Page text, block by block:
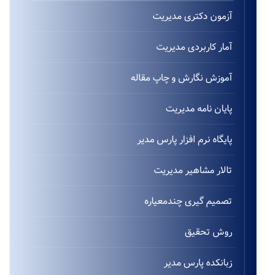
آزمون دکتری مدیریت
آمار کاربردی مدیریت
آموزش نگارش و چاپ مقاله
پایان نامه مدیریت
پایگاه نرم افزار پارس مدیر
تالار مشاهیر مدیریت
تصمیم گیری چندمعیاره
روش تحقیق
زبانکده پارس مدیر